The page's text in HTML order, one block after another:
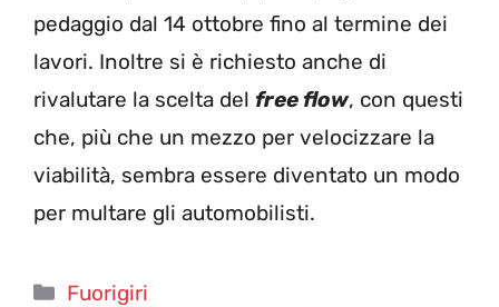
pedaggio dal 14 ottobre fino al termine dei
lavori. Inoltre si è richiesto anche di
rivalutare la scelta del free flow, con questi
che, più che un mezzo per velocizzare la
viabilità, sembra essere diventato un modo
per multare gli automobilisti.
Categorie
Fuorigiri